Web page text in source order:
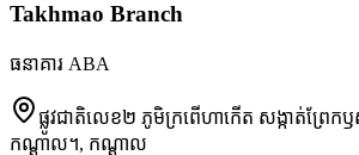
Takhmao Branch
ធនាគារ ABA
ផ្លូវជាតិលេខ២ ភូមិក្រពើហាកើត សង្កាត់ព្រែកឫ
កណ្តាល។, កណ្តាល